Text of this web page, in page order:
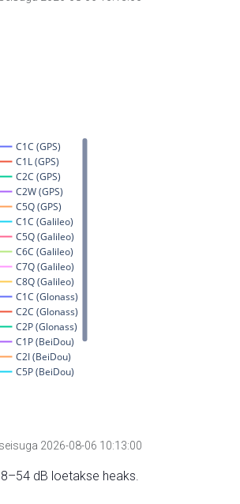
2026-08-06 10:13:00
dB loetakse heaks.